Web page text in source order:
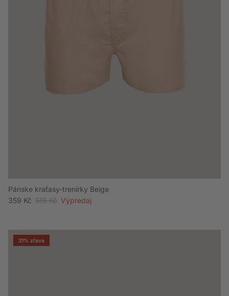
Pánske kraťasy-trenírky Beige
Akciová cena
359 Kč Bežná cena
519 Kč Výpredaj
31% zľava